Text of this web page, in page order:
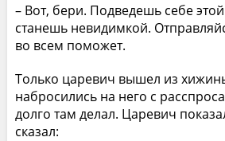
– Вот, бери. Подведешь себе
станешь невидимкой.
во всем поможет.
Только царевич вышел из
набросились на него с
долго там делал. Царевич
сказал: